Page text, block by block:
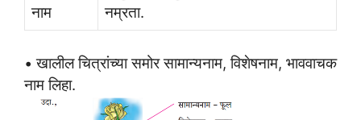
नाम
नम्रता.
• खालील चित्रांच्या समोर सामान्यनाम, विशेषनाम, भाववाचक
नाम लिहा.